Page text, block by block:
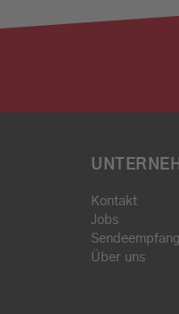
Kontakt
Jobs
Sendeempfang
Über uns